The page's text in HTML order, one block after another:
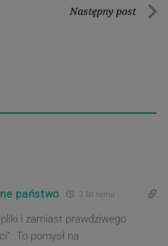
Następny post
państwo 2 lat temu
i zamiast prawdziwego
To pomysł na